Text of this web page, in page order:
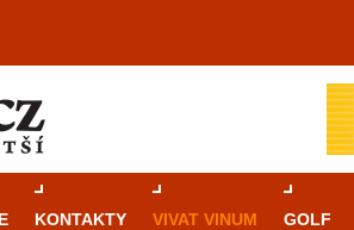
KONTAKTY VIVAT VINUM GOLF